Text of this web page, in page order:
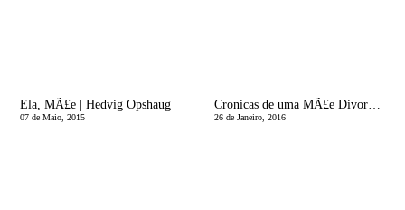
Ela, MÃ£e | Hedvig Opshaug
07 de Maio, 2015
Cronicas de uma MÃ£e Divorciada | Antes sÃ³ que mal acompanhado, o tanas!
26 de Janeiro, 2016